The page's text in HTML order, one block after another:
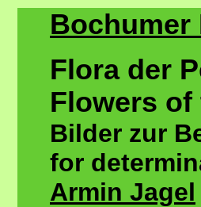
Bochumer
Flora der
Flowers of
Bilder zur
for
Armin Jagel